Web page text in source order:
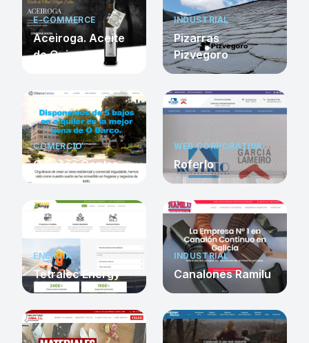
E-COMMERCE
Aceiroga. Aceite
de Quiroga
INDUSTRIAL
Pizarras
Pizvegoro
COMERCIO
O Barco Centro
WEB CORPORATIVA
Roferlo
ENERGÍA
Tetralec Energy
INDUSTRIAL
Canalones Ramilu